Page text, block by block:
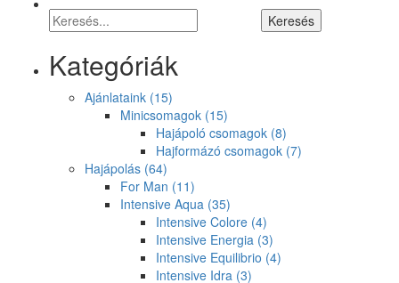
Kategóriák
Ajánlataink (15)
Minicsomagok (15)
Hajápoló csomagok (8)
Hajformázó csomagok (7)
Hajápolás (64)
For Man (11)
Intensive Aqua (35)
Intensive Colore (4)
Intensive Energia (3)
Intensive Equilibrio (4)
Intensive Idra (3)